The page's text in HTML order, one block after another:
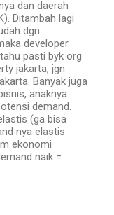
dan daerah
Ditambah lagi
dgn
developer
pasti byk org
jakarta, jgn
Banyak juga
anaknya
demand.
(ga bisa
nya elastis
ekonomi
naik =